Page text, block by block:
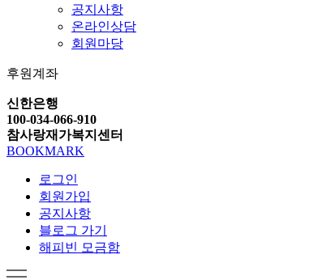
공지사항
온라인상담
회원마당
후원계좌
신한은행
100-034-066-910
참사랑재가복지센터
BOOKMARK
로그인
회원가입
공지사항
블로그 가기
해피빈 모금함